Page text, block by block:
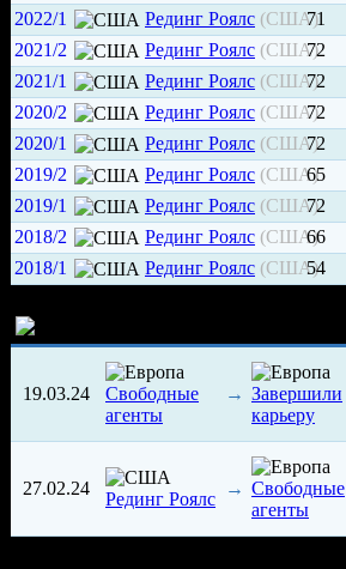
2022/1
Рединг Роялc (США)
71
2021/2
Рединг Роялc (США)
72
2021/1
Рединг Роялc (США)
72
2020/2
Рединг Роялc (США)
72
2020/1
Рединг Роялc (США)
72
2019/2
Рединг Роялc (США)65
2019/1
Рединг Роялc (США)
72
2018/2
Рединг Роялc (США)66
2018/1
Рединг Роялc (США)54
19.03.24
Свободные
агенты
→ Завершили
карьеру
27.02.24
Рединг Роялc
→ Свободные
агенты